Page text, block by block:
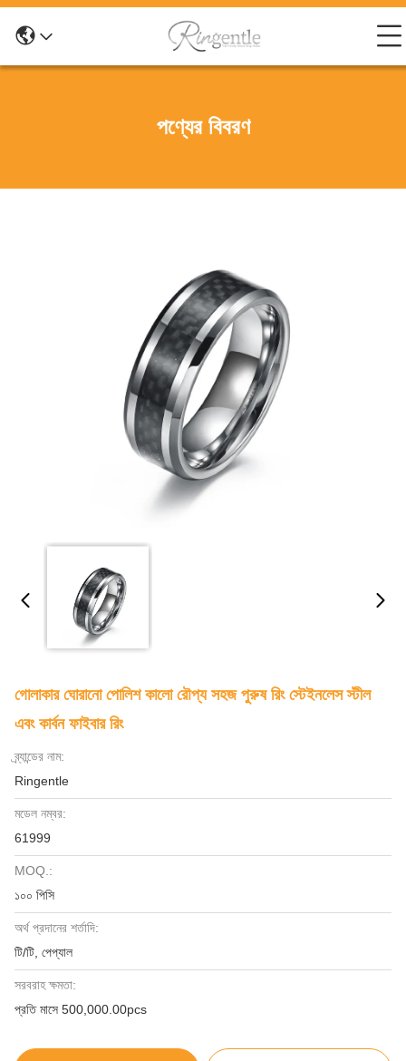
পণ্যের বিবরণ
গোলাকার ঘোরানো পোলিশ কালো রৌপ্য সহজ পুরুষ রিং স্টেইনলেস স্টীল
এবং কার্বন ফাইবার রিং
ব্র্যান্ডের নাম:
Ringentle
মডেল নম্বর:
61999
MOQ.:
১০০ পিসি
অর্থ প্রদানের শর্তাদি:
টি/টি, পেপ্যাল
সরবরাহ ক্ষমতা:
প্রতি মাসে 500,000.00pcs